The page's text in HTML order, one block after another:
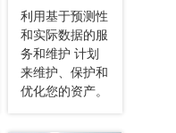
利用基于预测性
和实际数据的服
务和维护 计划
来维护、保护和
优化您的资产。